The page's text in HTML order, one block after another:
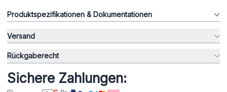
Produktspezifikationen & Dokumentationen
Versand
Rückgaberecht
Sichere Zahlungen: